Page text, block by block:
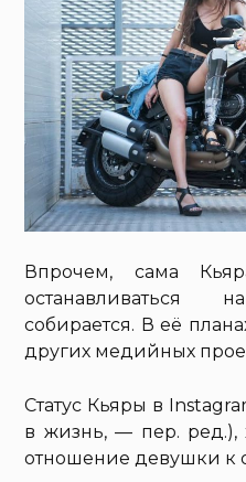
Впрочем, сама
останавливаться
собирается. В её
других медийных
Статус Кьяры в
в жизнь, — пер. ред.),
отношение девушки к